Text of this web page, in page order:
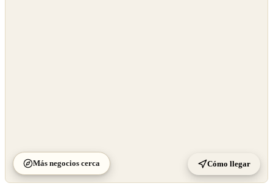
Más negocios cerca Cómo llegar